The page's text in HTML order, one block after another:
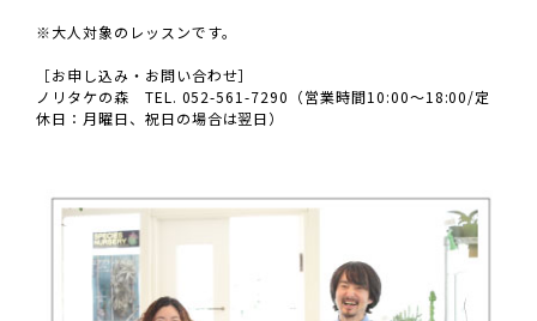
※大人対象のレッスンです。
［お申し込み・お問い合わせ］
ノリタケの森 TEL. 052-561-7290（営業時間10:00～18:00/定
休日：月曜日、祝日の場合は翌日）